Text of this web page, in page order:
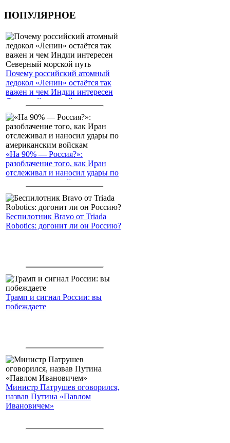
ПОПУЛЯРНОЕ
Почему российский атомный
ледокол «Ленин» остаётся так
важен и чем Индии интересен
Северный морской путь
«На 90% — Россия?»:
разоблачение того, как Иран
отслеживал и наносил удары по
американским войскам
Беспилотник Bravo от Triada
Robotics: догонит ли он Россию?
Трамп и сигнал России: вы
побеждаете
Министр Патрушев оговорился,
назвав Путина «Павлом
Ивановичем»